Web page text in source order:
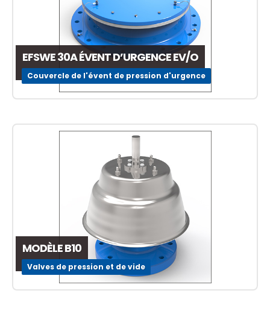
EFSWE 30A ÉVENT D’URGENCE EV/O
Couvercle de l'évent de pression d'urgence
MODÈLE B10
Valves de pression et de vide